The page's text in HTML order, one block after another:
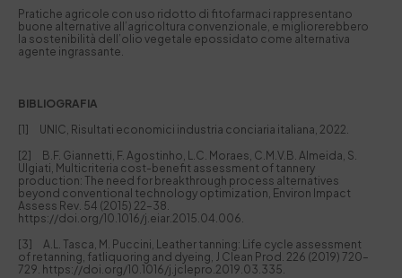
Pratiche agricole con uso ridotto di fitofarmaci rappresentano
buone alternative all’agricoltura convenzionale, e migliorerebbero
la sostenibilità dell’olio vegetale epossidato come alternativa
agente ingrassante.
BIBLIOGRAFIA
[1] UNIC, Risultati economici industria conciaria italiana, 2022.
[2] B.F. Giannetti, F. Agostinho, L.C. Moraes, C.M.V.B. Almeida, S.
Ulgiati, Multicriteria cost-benefit assessment of tannery
production: The need for breakthrough process alternatives
beyond conventional technology optimization, Environ Impact
Assess Rev. 54 (2015) 22–38.
https://doi.org/10.1016/j.eiar.2015.04.006.
[3] A.L. Tasca, M. Puccini, Leather tanning: Life cycle assessment
of retanning, fatliquoring and dyeing, J Clean Prod. 226 (2019) 720–
729. https://doi.org/10.1016/j.jclepro.2019.03.335.